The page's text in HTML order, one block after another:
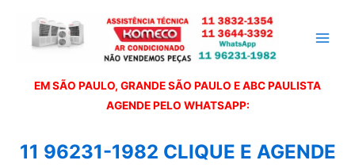
EM SÃO PAULO, GRANDE SÃO PAULO E ABC PAULISTA
AGENDE PELO WHATSAPP:
11 96231-1982 CLIQUE E AGENDE